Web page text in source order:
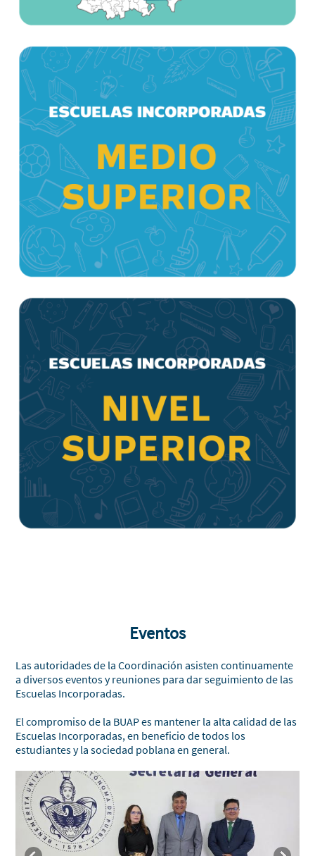
Eventos
Las autoridades de la Coordinación asisten continuamente
a diversos eventos y reuniones para dar seguimiento de las
Escuelas Incorporadas.
El compromiso de la BUAP es mantener la alta calidad de las
Escuelas Incorporadas, en beneficio de todos los
estudiantes y la sociedad poblana en general.